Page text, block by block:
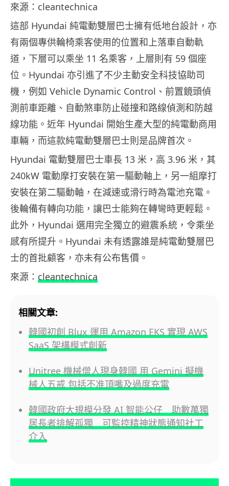
來源：cleantechnica
這部 Hyundai 純電動雙層巴士擁有低地台設計，亦
有兩個專供輪椅乘客使用的位置和上落車自動軌
道，下層可以乘坐 11 名乘客，上層則有 59 個座
位。Hyundai 亦引進了不少主動安全科技協助司
機，例如 Vehicle Dynamic Control、前置鏡頭偵
測前車距離、自動煞車防止碰撞和路線偵測和防越
線功能。近年 Hyundai 開始生產大型的純電動商用
車輛，而這款純電動雙層巴士則是品牌首次。
Hyundai 電動雙層巴士車長 13 米，高 3.96 米，其
240kW 電動摩打安裝在第一驅動軸上，另一組摩打
安裝在第二驅動軸，在減速或滑行時為電池充電。
後輪備有轉向功能，讓巴士能夠在轉彎時更輕鬆。
此外，Hyundai 選用完全獨立的避震系統，令乘坐
感有所提升。Hyundai 未有透露誰是純電動雙層巴
士的首批顧客，亦未有公布售價。
來源： cleantechnica
相關文章:
韓國初創 Blux 運用 Amazon EKS 實現 AWS
SaaS 架構模式創新
Unitree 機械僧人現身韓國 用 Gemini 擬機
械人五戒 包括不准頂嘴及過度充電
韓國政府大規模分發 AI 智能公仔 助數萬獨
居長者排解孤獨 可監控精神狀態通知社工
介入